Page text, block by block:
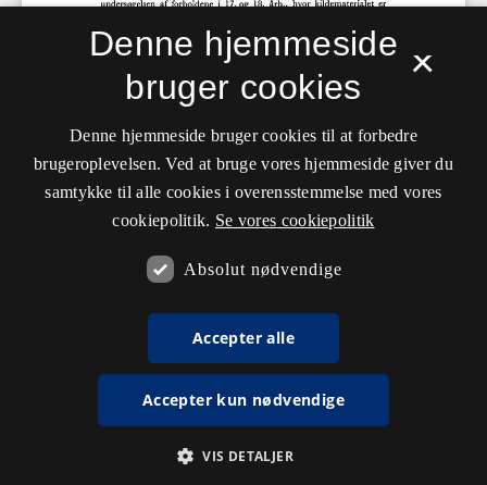
×
Denne hjemmeside
bruger cookies
Denne hjemmeside bruger cookies til at forbedre
brugeroplevelsen. Ved at bruge vores hjemmeside giver du
samtykke til alle cookies i overensstemmelse med vores
cookiepolitik. Se vores cookiepolitik
Absolut nødvendige
Accepter alle
Accepter kun nødvendige
VIS DETALJER